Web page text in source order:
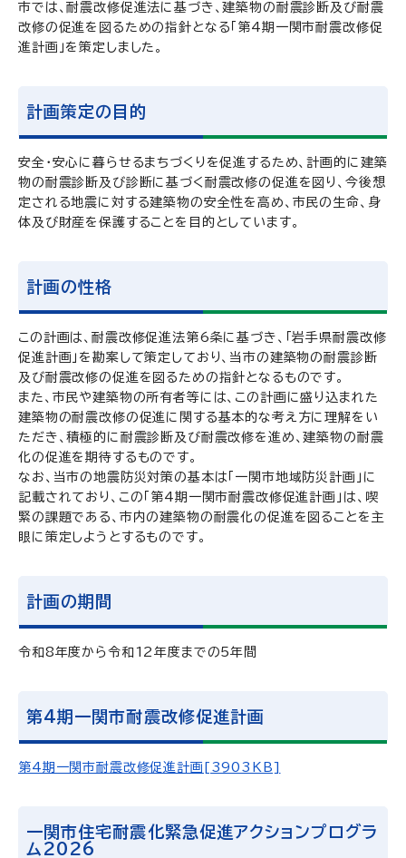
市では、耐震改修促進法に基づき、建築物の耐震診断及び耐震
改修の促進を図るための指針となる「第4期一関市耐震改修促
進計画」を策定しました。
計画策定の目的
安全・安心に暮らせるまちづくりを促進するため、計画的に建築
物の耐震診断及び診断に基づく耐震改修の促進を図り、今後想
定される地震に対する建築物の安全性を高め、市民の生命、身
体及び財産を保護することを目的としています。
計画の性格
この計画は、耐震改修促進法第6条に基づき、「岩手県耐震改修
促進計画」を勘案して策定しており、当市の建築物の耐震診断
及び耐震改修の促進を図るための指針となるものです。
また、市民や建築物の所有者等には、この計画に盛り込まれた
建築物の耐震改修の促進に関する基本的な考え方に理解をい
ただき、積極的に耐震診断及び耐震改修を進め、建築物の耐震
化の促進を期待するものです。
なお、当市の地震防災対策の基本は「一関市地域防災計画」に
記載されており、この「第4期一関市耐震改修促進計画」は、喫
緊の課題である、市内の建築物の耐震化の促進を図ることを主
眼に策定しようとするものです。
計画の期間
令和8年度から令和12年度までの5年間
第4期一関市耐震改修促進計画
第4期一関市耐震改修促進計画[3903KB]
一関市住宅耐震化緊急促進アクションプログラ
ム2026